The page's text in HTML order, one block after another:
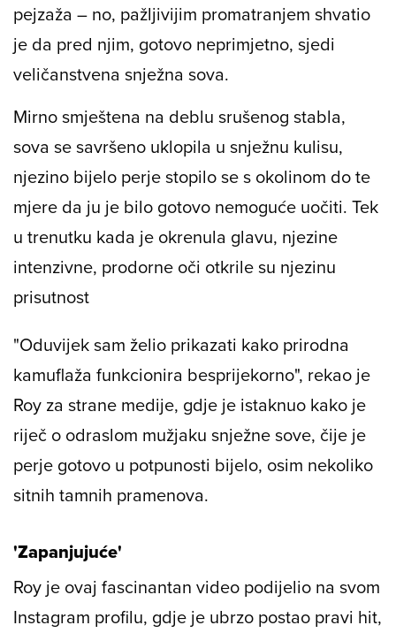
pejzaža – no, pažljivijim promatranjem shvatio
je da pred njim, gotovo neprimjetno, sjedi
veličanstvena snježna sova.
Mirno smještena na deblu srušenog stabla,
sova se savršeno uklopila u snježnu kulisu,
njezino bijelo perje stopilo se s okolinom do te
mjere da ju je bilo gotovo nemoguće uočiti. Tek
u trenutku kada je okrenula glavu, njezine
intenzivne, prodorne oči otkrile su njezinu
prisutnost
"Oduvijek sam želio prikazati kako prirodna
kamuflaža funkcionira besprijekorno", rekao je
Roy za strane medije, gdje je istaknuo kako je
riječ o odraslom mužjaku snježne sove, čije je
perje gotovo u potpunosti bijelo, osim nekoliko
sitnih tamnih pramenova.
'Zapanjujuće'
Roy je ovaj fascinantan video podijelio na svom
Instagram profilu, gdje je ubrzo postao pravi hit,